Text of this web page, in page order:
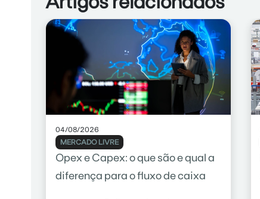
04/08/2026
MERCADO LIVRE
Opex e Capex: o que são e qual a
diferença para o fluxo de caixa